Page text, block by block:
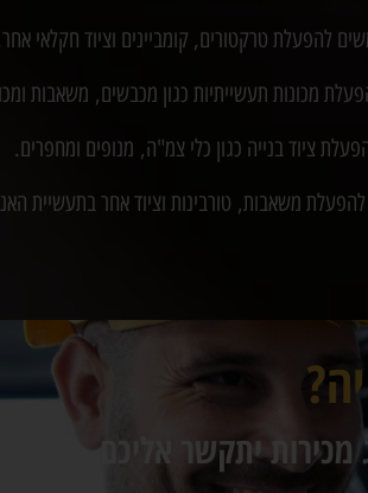
להפעלת טרקטורים, קומביינים וציוד חקלאי
מכונות תעשייתיות כגון מכבשים, משאבות
ציוד בנייה כגון כלי צמ"ה, מנופים ומחפרים.
משאבות, טורבינות וציוד אחר בתעשיית
יתקשר אליכם.